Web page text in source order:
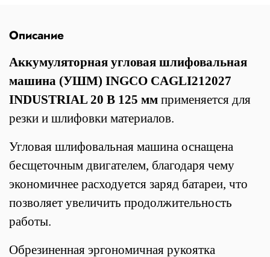
Описание
Аккумуляторная угловая шлифовальная
машина (УШМ) INGCO CAGLI212027
INDUSTRIAL 20 В 125 мм применяется для
резки и шлифовки материалов.
Угловая шлифовальная машина оснащена
бесщеточным двигателем, благодаря чему
экономичнее расходуется заряд батареи, что
позволяет увеличить продолжительность
работы.
Обрезиненная эргономичная рукоятка